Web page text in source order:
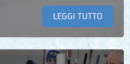
LEGGI TUTTO